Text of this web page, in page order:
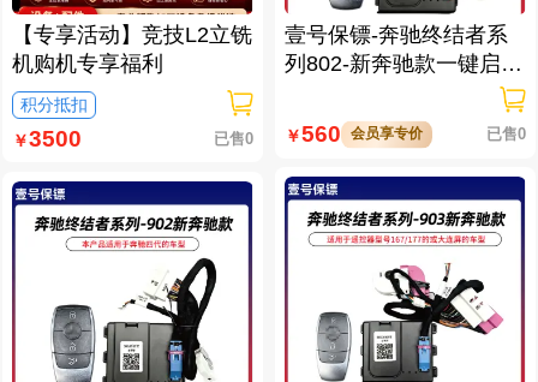
【专享活动】竞技L2立铣
机购机专享福利
积分抵扣
￥3500 已售0
壹号保镖-奔驰终结者系
列802-新奔驰款一键启动
￥560 会员享专价 已售0